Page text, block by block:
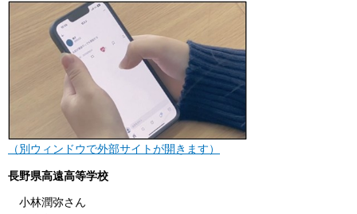
（別ウィンドウで外部サイトが開きます）
長野県高遠高等学校
小林潤弥さん